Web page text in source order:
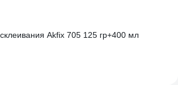
Akfix 705 125 гр+400 мл